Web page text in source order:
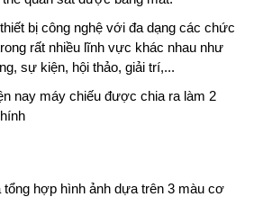
bị công nghệ với đa dạng các chức
rất nhiều lĩnh vực khác nhau như
sự kiện, hội thảo, giải trí,...
nay máy chiếu được chia ra làm 2
tổng hợp hình ảnh dựa trên 3 màu cơ